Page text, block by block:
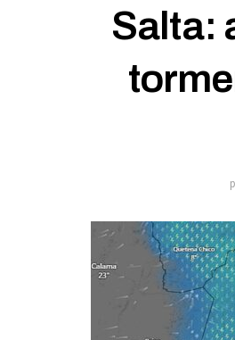
Salta: